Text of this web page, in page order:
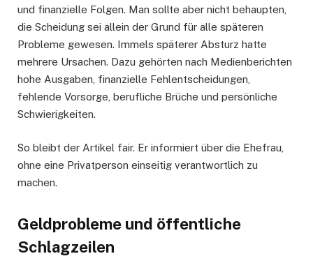
und finanzielle Folgen. Man sollte aber nicht behaupten,
die Scheidung sei allein der Grund für alle späteren
Probleme gewesen. Immels späterer Absturz hatte
mehrere Ursachen. Dazu gehörten nach Medienberichten
hohe Ausgaben, finanzielle Fehlentscheidungen,
fehlende Vorsorge, berufliche Brüche und persönliche
Schwierigkeiten.
So bleibt der Artikel fair. Er informiert über die Ehefrau,
ohne eine Privatperson einseitig verantwortlich zu
machen.
Geldprobleme und öffentliche
Schlagzeilen